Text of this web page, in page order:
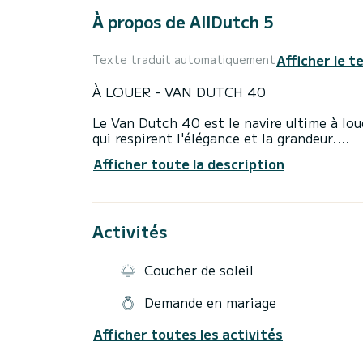
À propos de AllDutch 5
Texte traduit automatiquementAfficher le
À LOUER - VAN DUTCH 40
Le Van Dutch 40 est le navire ultime à
qui respirent l'élégance et la grandeur.
Le VanDutch 40 est le moyen le plus
avoir régalé vos yeux des vues
matériaux de qualité, le VanDutch est LE
Plage de Mala : La Réserve de la Mala
Côte d'Azur.
Plage d'Anjuna : Niché dans une baie
Afficher toute la description
Activités
Coucher de soleil
Demande en mariage
Afficher toutes les activités